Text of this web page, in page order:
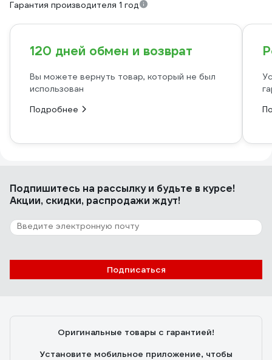
Гарантия производителя 1 год
120 дней обмен и возврат
Вы можете вернуть товар, который не был
использован
Подробнее
Подпишитесь на рассылкуи будьте в курсе!
Акции, скидки, распродажи ждут!
Подписаться
Оригинальные товары с гарантией!
Установите мобильное приложение, чтобы